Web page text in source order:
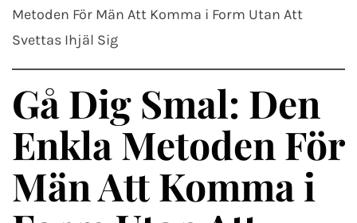
Metoden För Män Att Komma i Form Utan Att
Svettas Ihjäl Sig
Gå Dig Smal: Den
Enkla Metoden För
Män Att Komma i